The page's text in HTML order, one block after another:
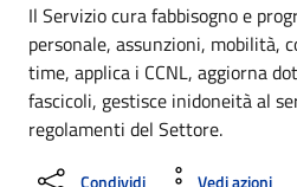
Il Servizio cura fabbisogno e
personale, assunzioni, mobilità,
time, applica i CCNL, aggiorna
fascicoli, gestisce inidoneità al
regolamenti del Settore.
Condividi Vedi azioni